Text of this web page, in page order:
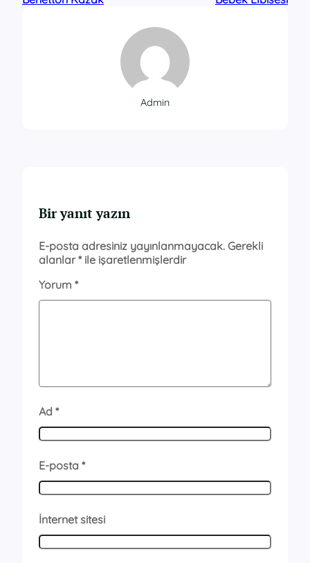
Admin
Bir yanıt yazın
E-posta adresiniz yayınlanmayacak. Gerekli
alanlar* ile işaretlenmişlerdir
Yorum *
Ad *
E-posta *
İnternet sitesi